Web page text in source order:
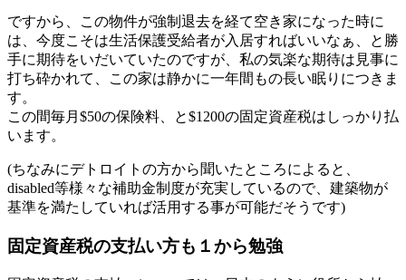
ですから、この物件が強制退去を経て空き家になった時に
は、今度こそは生活保護受給者が入居すればいいなぁ、と勝
手に期待をいだいていたのですが、私の気楽な期待は見事に
打ち砕かれて、この家は静かに一年間もの長い眠りにつきま
す。
この間毎月$50の保険料、と$1200の固定資産税はしっかり払
います。
(ちなみにデトロイトの方から聞いたところによると、
disabled等様々な補助金制度が充実しているので、建築物が
基準を満たしていれば活用する事が可能だそうです)
固定資産税の支払い方も１から勉強